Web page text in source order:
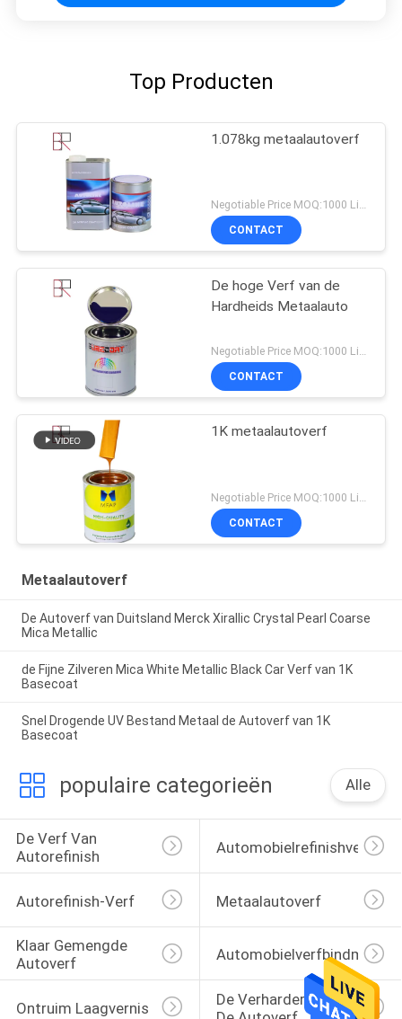
Top Producten
1.078kg metaalautoverf
Negotiable Price MOQ:1000 Liter
CONTACT
De hoge Verf van de
Hardheids Metaalauto
Negotiable Price MOQ:1000 Liter
CONTACT
1K metaalautoverf
Negotiable Price MOQ:1000 Liter
CONTACT
Metaalautoverf
De Autoverf van Duitsland Merck Xirallic Crystal Pearl Coarse
Mica Metallic
de Fijne Zilveren Mica White Metallic Black Car Verf van 1K
Basecoat
Snel Drogende UV Bestand Metaal de Autoverf van 1K
Basecoat
populaire categorieën Alle
De Verf Van
Autorefinish
Automobielrefinishverf
Autorefinish-Verf Metaalautoverf
Klaar Gemengde
Autoverf
Automobielverfbindmiddel
Ontruim Laagvernis
De Verharder Van